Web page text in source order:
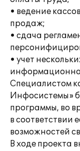
• ведение
продаж;
• сдача
• учет
Специалистом
Инфосистемы»
программы, во
в соответствии
возможностей
В ходе проекта